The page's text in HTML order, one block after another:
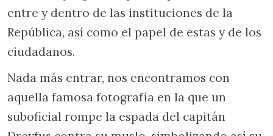
entre y dentro de las instituciones de la
República, así como el papel de estas y de los
ciudadanos.
Nada más entrar, nos encontramos con
aquella famosa fotografía en la que un
suboficial rompe la espada del capitán